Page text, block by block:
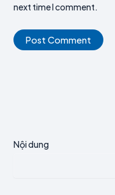
next time I comment.
Nội dung